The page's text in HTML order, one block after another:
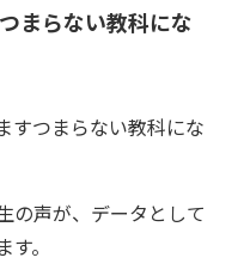
まらない教科にな
すつまらない教科にな
の声が、データとして
。